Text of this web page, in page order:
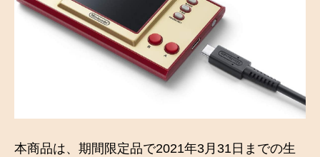
本商品は、期間限定品で2021年3月31日までの生